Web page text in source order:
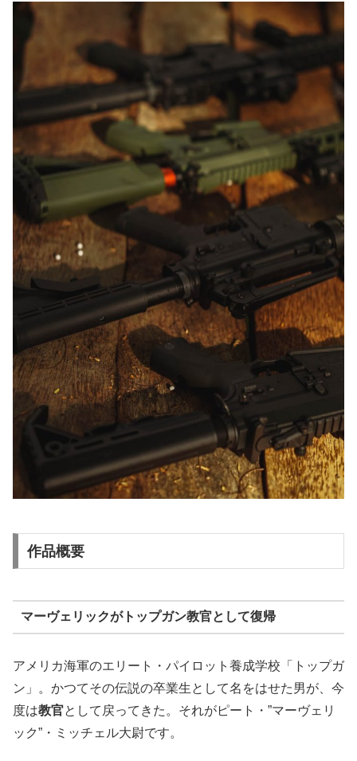
作品概要
マーヴェリックがトップガン教官として復帰
アメリカ海軍のエリート・パイロット養成学校「トップガ
ン」。かつてその伝説の卒業生として名をはせた男が、今
度は教官として戻ってきた。それがピート・”マーヴェリ
ック”・ミッチェル大尉です。